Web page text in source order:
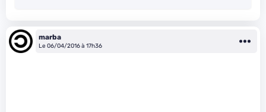
marba
Le 06/04/2016 à 17h36